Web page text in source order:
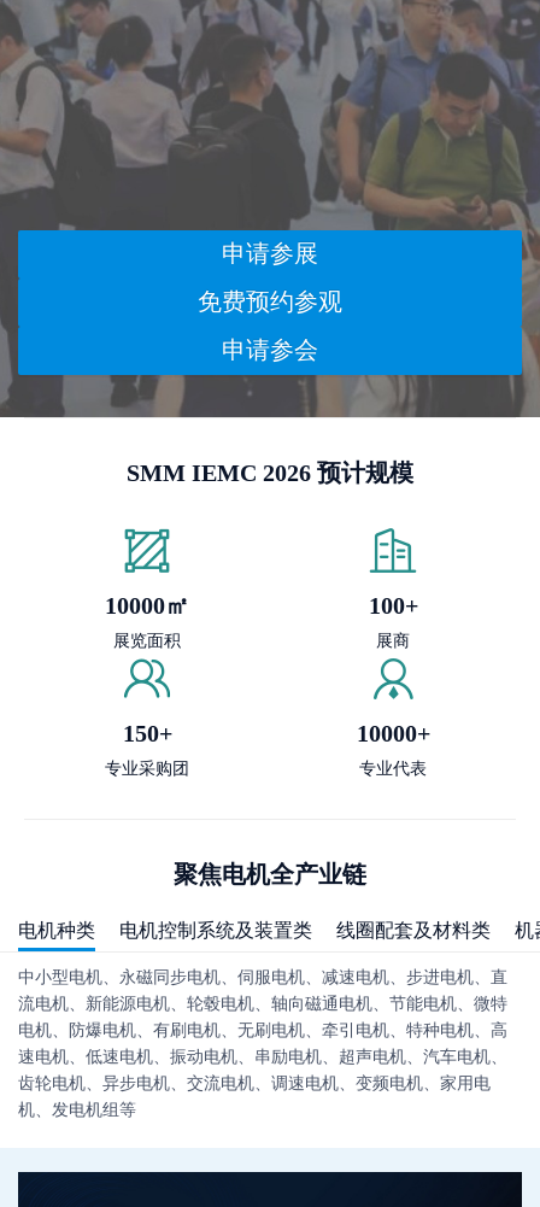
申请参展
免费预约参观
申请参会
SMM IEMC 2026 预计规模
10000㎡
展览面积
100+
展商
150+
专业采购团
10000+
专业代表
聚焦电机全产业链
电机种类 电机控制系统及装置类 线圈配套及材料类 机
中小型电机、永磁同步电机、伺服电机、减速电机、步进电机、直
流电机、新能源电机、轮毂电机、轴向磁通电机、节能电机、微特
电机、防爆电机、有刷电机、无刷电机、牵引电机、特种电机、高
速电机、低速电机、振动电机、串励电机、超声电机、汽车电机、
齿轮电机、异步电机、交流电机、调速电机、变频电机、家用电
机、发电机组等